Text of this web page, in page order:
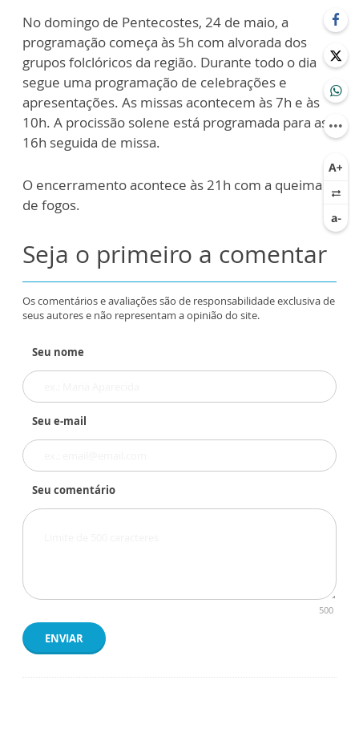
No domingo de Pentecostes, 24 de maio, a
programação começa às 5h com alvorada dos
grupos folclóricos da região. Durante todo o dia
segue uma programação de celebrações e
apresentações. As missas acontecem às 7h e às
10h. A procissão solene está programada para as
16h seguida de missa.
O encerramento acontece às 21h com a queima
de fogos.
Seja o primeiro a comentar
Os comentários e avaliações são de responsabilidade exclusiva de
seus autores e não representam a opinião do site.
Seu nome
Seu e-mail
Seu comentário
500
ENVIAR